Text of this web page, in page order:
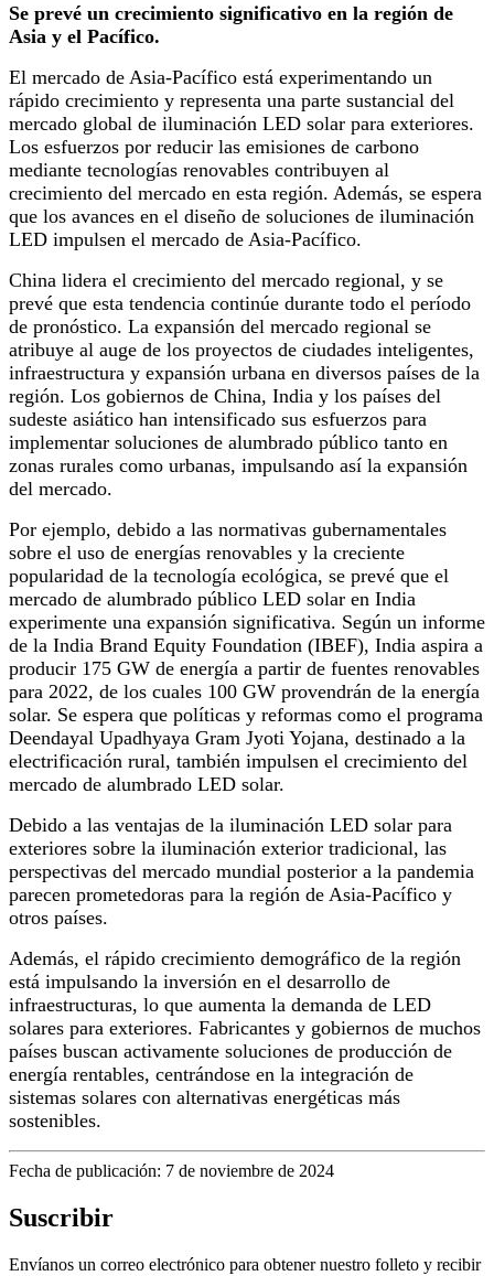
Se prevé un crecimiento significativo en la región de
Asia y el Pacífico.
El mercado de Asia-Pacífico está experimentando un
rápido crecimiento y representa una parte sustancial del
mercado global de iluminación LED solar para exteriores.
Los esfuerzos por reducir las emisiones de carbono
mediante tecnologías renovables contribuyen al
crecimiento del mercado en esta región. Además, se espera
que los avances en el diseño de soluciones de iluminación
LED impulsen el mercado de Asia-Pacífico.
China lidera el crecimiento del mercado regional, y se
prevé que esta tendencia continúe durante todo el período
de pronóstico. La expansión del mercado regional se
atribuye al auge de los proyectos de ciudades inteligentes,
infraestructura y expansión urbana en diversos países de la
región. Los gobiernos de China, India y los países del
sudeste asiático han intensificado sus esfuerzos para
implementar soluciones de alumbrado público tanto en
zonas rurales como urbanas, impulsando así la expansión
del mercado.
Por ejemplo, debido a las normativas gubernamentales
sobre el uso de energías renovables y la creciente
popularidad de la tecnología ecológica, se prevé que el
mercado de alumbrado público LED solar en India
experimente una expansión significativa. Según un informe
de la India Brand Equity Foundation (IBEF), India aspira a
producir 175 GW de energía a partir de fuentes renovables
para 2022, de los cuales 100 GW provendrán de la energía
solar. Se espera que políticas y reformas como el programa
Deendayal Upadhyaya Gram Jyoti Yojana, destinado a la
electrificación rural, también impulsen el crecimiento del
mercado de alumbrado LED solar.
Debido a las ventajas de la iluminación LED solar para
exteriores sobre la iluminación exterior tradicional, las
perspectivas del mercado mundial posterior a la pandemia
parecen prometedoras para la región de Asia-Pacífico y
otros países.
Además, el rápido crecimiento demográfico de la región
está impulsando la inversión en el desarrollo de
infraestructuras, lo que aumenta la demanda de LED
solares para exteriores. Fabricantes y gobiernos de muchos
países buscan activamente soluciones de producción de
energía rentables, centrándose en la integración de
sistemas solares con alternativas energéticas más
sostenibles.
Fecha de publicación: 7 de noviembre de 2024
Suscribir
Envíanos un correo electrónico para obtener nuestro folleto y recibir